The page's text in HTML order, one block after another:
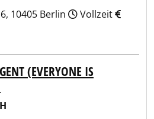
10405 Berlin
Vollzeit
(EVERYONE IS